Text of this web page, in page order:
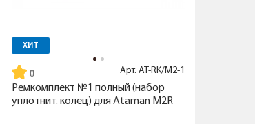
ХИТ
Арт. AT-RK/M2-1
Ремкомплект №1 полный (набор
уплотнит. колец) для Ataman M2R